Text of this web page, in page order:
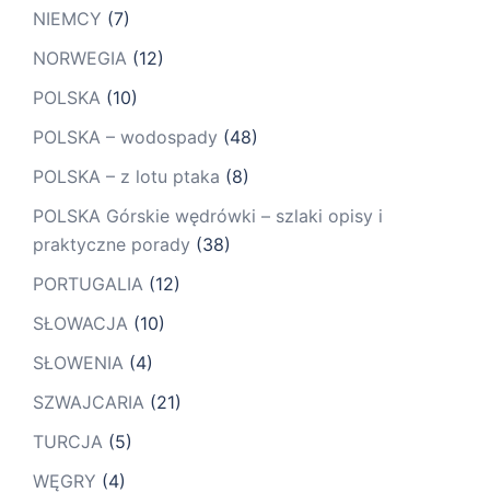
NIEMCY (7)
NORWEGIA (12)
POLSKA (10)
POLSKA – wodospady (48)
POLSKA – z lotu ptaka (8)
POLSKA Górskie wędrówki – szlaki opisy i
praktyczne porady (38)
PORTUGALIA (12)
SŁOWACJA (10)
SŁOWENIA (4)
SZWAJCARIA (21)
TURCJA (5)
WĘGRY (4)